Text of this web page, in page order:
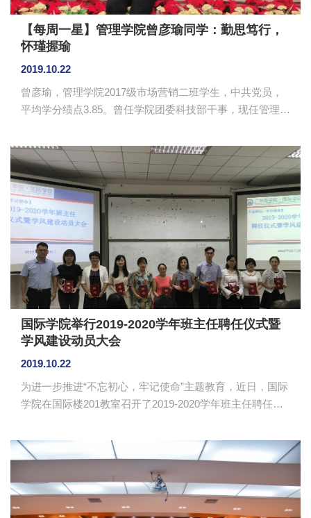
【每周一星】管理学院曾彦瑜同学：勤思笃行，
怀瑾握瑜
2019.10.22
曾彦瑜，管理学院2017级市场营销二班学生，中共党员，
平均学分绩点3.85。曾任学院团委科技部干事，现任管理学
秀共产党员”、“优秀学生”、“优秀共青团干”、“优秀团
员”、“优秀党务助理”、“杰出志愿者”、外研社杯全国英语阅
读大赛校级初赛一等奖 、大学生暑期三下乡社会实践活动
优秀个人、学校社会实践优秀调查报告三等奖、暑假实践
活动志愿服务类二等奖、寒假社会实践见习三等奖等荣
甜蜜，...
国际学院举行2019-2020学年班主任聘任仪式暨
学风建设动员大会
2019.10.22
为进一步推进“不忘初心，牢记使命”主题教育，近日，国际
学院在国际楼201教室召开了2019-2020学年班主任聘任仪
李俊鹏、副院长龙海英，机关第五党支部全体党员、国际
学院全体教师及学生代表参加了大会。 郭航提出班主
任工作在学风建设中起着十分重要的作用。根据国际学院
的特点，应培养学生的爱国主义及国际视野。他提出班主
任们应该从以下三点开展工作，首先是思想的交流，其次